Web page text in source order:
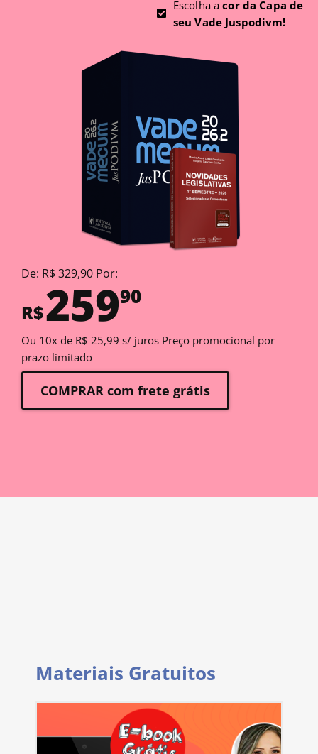
Escolha acor da Capa de
seu Vade Juspodivm!
De: R$ 329,90 Por:
R$25990
Ou 10x de R$ 25,99 s/ juros Preço promocional por
prazo limitado
COMPRAR com frete grátis
Materiais Gratuitos